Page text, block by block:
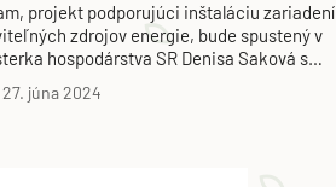
projekt podporujúci inštaláciu zariadení
zdrojov energie, bude spustený v
hospodárstva SR Denisa Saková s
výzvy bude podľa nej asi 150 miliónov
27. júna 2024